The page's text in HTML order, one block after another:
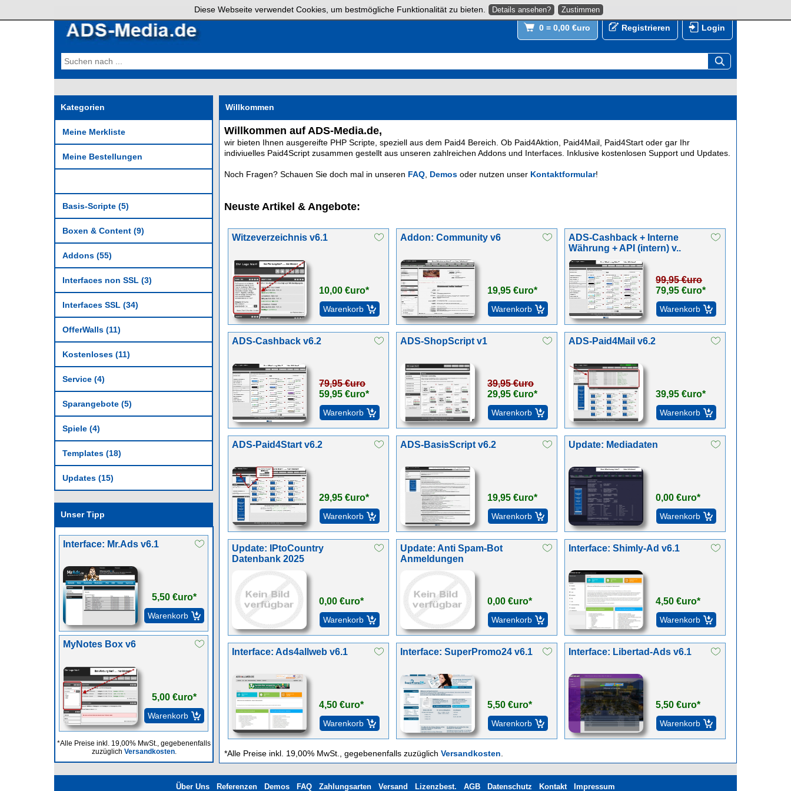
0 = 0,00 €uro Registrieren Login
Kategorien
Meine Merkliste
Meine Bestellungen
Basis-Scripte (5)
Boxen & Content (9)
Addons (55)
Interfaces non SSL (3)
Interfaces SSL (34)
OfferWalls (11)
Kostenloses (11)
Service (4)
Sparangebote (5)
Spiele (4)
Templates (18)
Updates (15)
Unser Tipp
Interface: Mr.Ads v6.1
5,50 €uro*
MyNotes Box v6
5,00 €uro*
*Alle Preise inkl. 19,00% MwSt., gegebenenfalls
zuzüglich Versandkosten.
Willkommen
Willkommen auf ADS-Media.de,
wir bieten Ihnen ausgereifte PHP Scripte, speziell aus dem Paid4 Bereich. Ob Paid4Aktion, Paid4Mail, Paid4Start oder gar Ihr
indiviuelles Paid4Script zusammen gestellt aus unseren zahlreichen Addons und Interfaces. Inklusive kostenlosen Support und Updates.
Noch Fragen? Schauen Sie doch mal in unseren FAQ Demos oder nutzen unser Kontaktformular!
Neuste Artikel & Angebote:
Witzeverzeichnis v6.1
10,00 €uro*
Addon: Community v6
19,95 €uro*
ADS-Cashback + Interne
Währung + API (intern) v..
99,95 €uro
79,95 €uro*
ADS-Cashback v6.2
79,95 €uro
59,95 €uro*
ADS-ShopScript v1
39,95 €uro
29,95 €uro*
ADS-Paid4Mail v6.2
39,95 €uro*
ADS-Paid4Start v6.2
29,95 €uro*
ADS-BasisScript v6.2
19,95 €uro*
Update: Mediadaten
0,00 €uro*
Update: IPtoCountry
Datenbank 2025
0,00 €uro*
Update: Anti Spam-Bot
Anmeldungen
0,00 €uro*
Interface: Shimly-Ad v6.1
4,50 €uro*
Interface: Ads4allweb v6.1
4,50 €uro*
Interface: SuperPromo24 v6.1
5,50 €uro*
Interface: Libertad-Ads v6.1
5,50 €uro*
*Alle Preise inkl. 19,00% MwSt., gegebenenfalls zuzüglich Versandkosten
Diese Webseite verwendet Cookies, um bestmögliche Funktionalität zu bieten. Details ansehen? Zustimmen
Über Uns Referenzen Demos FAQ Zahlungsarten Versand Lizenzbest. AGB Datenschutz Kontakt Impressum